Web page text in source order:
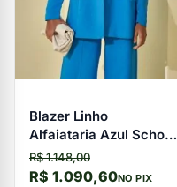
Blazer Linho
Alfaiataria Azul School
- L'Cecci
R$ 1.148,00
R$ 1.090,60NO PIX